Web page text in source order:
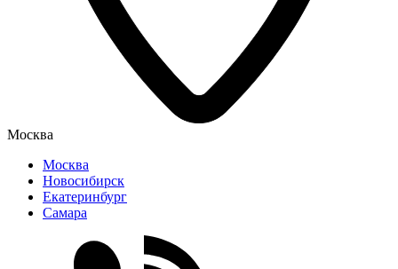
Москва
Москва
Новосибирск
Екатеринбург
Самара